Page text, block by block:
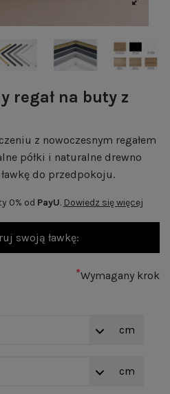
regał na buty z
z nowoczesnym regałem
półki i naturalne drewno
do przedpokoju.
0% od PayU. Dowiedz się więcej
swoją ławkę:
*Wymagany krok
cm
cm